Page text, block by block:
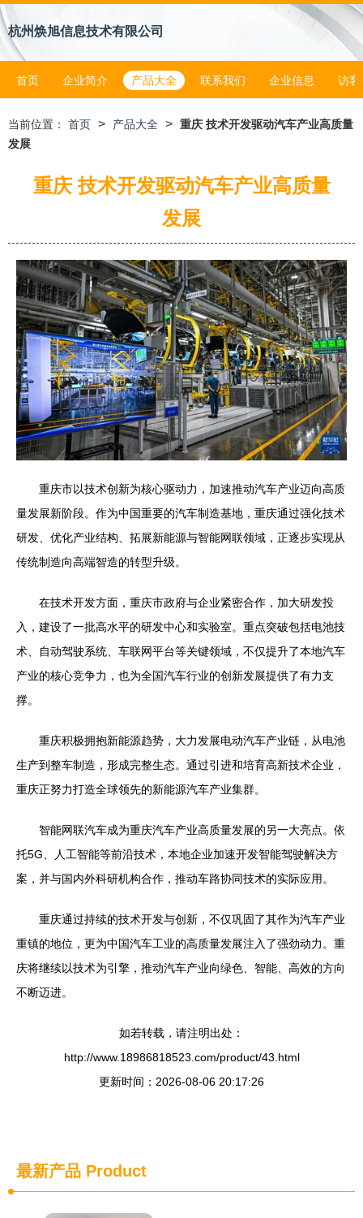
杭州焕旭信息技术有限公司
首页 企业简介 产品大全 联系我们 企业信息 访客
当前位置： 首页 > 产品大全 > 重庆 技术开发驱动汽车产业高质量
发展
重庆 技术开发驱动汽车产业高质量
发展
重庆市以技术创新为核心驱动力，加速推动汽车产业迈向高质
量发展新阶段。作为中国重要的汽车制造基地，重庆通过强化技术
研发、优化产业结构、拓展新能源与智能网联领域，正逐步实现从
传统制造向高端智造的转型升级。
在技术开发方面，重庆市政府与企业紧密合作，加大研发投
入，建设了一批高水平的研发中心和实验室。重点突破包括电池技
术、自动驾驶系统、车联网平台等关键领域，不仅提升了本地汽车
产业的核心竞争力，也为全国汽车行业的创新发展提供了有力支
撑。
重庆积极拥抱新能源趋势，大力发展电动汽车产业链，从电池
生产到整车制造，形成完整生态。通过引进和培育高新技术企业，
重庆正努力打造全球领先的新能源汽车产业集群。
智能网联汽车成为重庆汽车产业高质量发展的另一大亮点。依
托5G、人工智能等前沿技术，本地企业加速开发智能驾驶解决方
案，并与国内外科研机构合作，推动车路协同技术的实际应用。
重庆通过持续的技术开发与创新，不仅巩固了其作为汽车产业
重镇的地位，更为中国汽车工业的高质量发展注入了强劲动力。重
庆将继续以技术为引擎，推动汽车产业向绿色、智能、高效的方向
不断迈进。
如若转载，请注明出处：
http://www.18986818523.com/product/43.html
更新时间：2026-08-06 20:17:26
最新产品 Product